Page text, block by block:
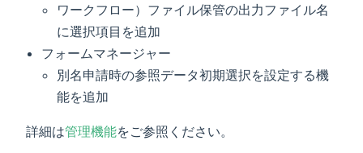
ワークフロー）ファイル保管の出力ファイル名
に選択項目を追加
フォームマネージャー
別名申請時の参照データ初期選択を設定する機
能を追加
詳細は管理機能をご参照ください。